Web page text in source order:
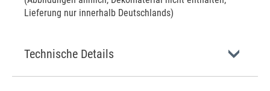
Lieferung nur innerhalb Deutschlands)
Technische Details